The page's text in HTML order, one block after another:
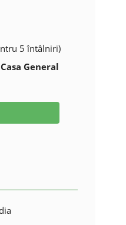
5 întâlniri)
General